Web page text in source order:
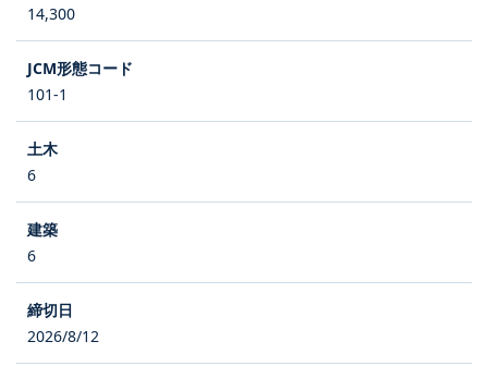
14,300
101-1
6
6
2026/8/12